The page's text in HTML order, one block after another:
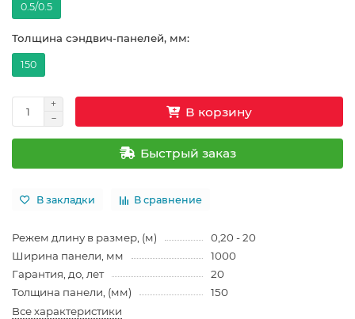
0.5/0.5
Толщина сэндвич-панелей, мм:
150
В корзину
Быстрый заказ
В закладки В сравнение
Режем длину в размер, (м)
0,20 - 20
Ширина панели, мм
1000
Гарантия, до, лет
20
Толщина панели, (мм)
150
Все характеристики